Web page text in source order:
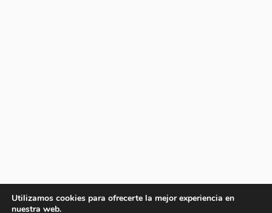
Utilizamos cookies para ofrecerte la mejor experiencia en
nuestra web.